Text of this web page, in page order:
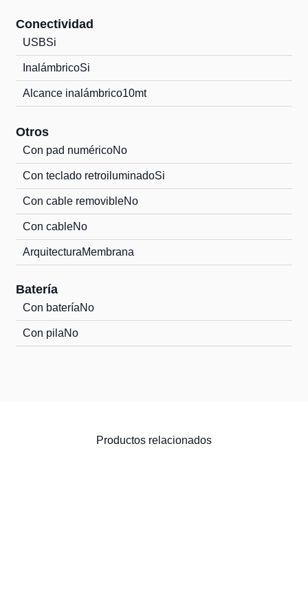
Conectividad
USBSi
InalámbricoSi
Alcance inalámbrico10mt
Otros
Con pad numéricoNo
Con teclado retroiluminadoSi
Con cable removibleNo
Con cableNo
ArquitecturaMembrana
Batería
Con bateríaNo
Con pilaNo
Productos relacionados